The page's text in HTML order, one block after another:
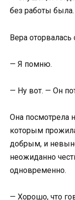
без работы была.
Вера оторвалась
— Я помню.
— Ну вот. — Он
Она посмотрела
которым
добрым, и
неожиданно
одновременно.
— Хорошо, что